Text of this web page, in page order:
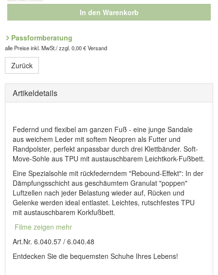
In den Warenkorb
Passformberatung
alle Preise inkl. MwSt./ zzgl. 0,00 € Versand
Zurück
Artikeldetails
Federnd und flexibel am ganzen Fuß - eine junge Sandale
aus weichem Leder mit softem Neopren als Futter und
Randpolster, perfekt anpassbar durch drei Klettbänder. Soft-
Move-Sohle aus TPU mit austauschbarem Leichtkork-Fußbett.
Eine Spezialsohle mit rückfederndem "Rebound-Effekt": In der
Dämpfungsschicht aus geschäumtem Granulat "poppen"
Luftzellen nach jeder Belastung wieder auf, Rücken und
Gelenke werden ideal entlastet. Leichtes, rutschfestes TPU
mit austauschbarem Korkfußbett.
Filme zeigen mehr
Art.Nr. 6.040.57 / 6.040.48
Entdecken Sie die bequemsten Schuhe Ihres Lebens!